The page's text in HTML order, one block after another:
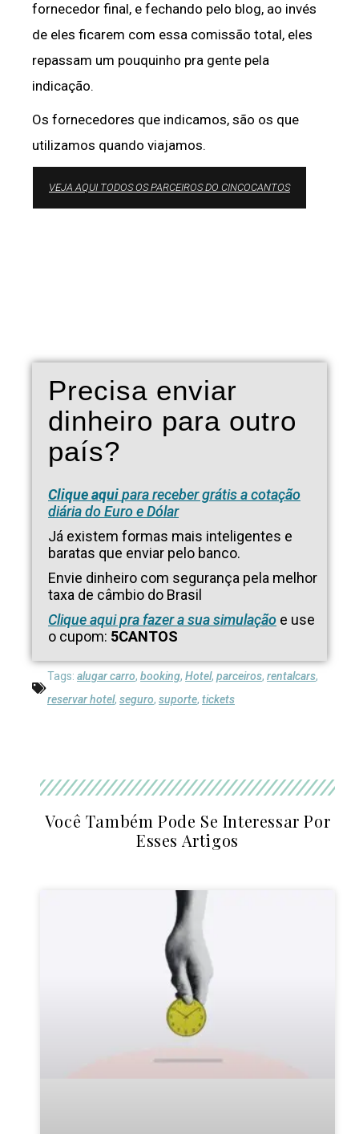
fornecedor final, e fechando pelo blog, ao invés
de eles ficarem com essa comissão total, eles
repassam um pouquinho pra gente pela
indicação.
Os fornecedores que indicamos, são os que
utilizamos quando viajamos.
VEJA AQUI TODOS OS PARCEIROS DO CINCOCANTOS
Precisa enviar
dinheiro para outro
país?
Clique aquipara receber grátis a cotação
diária do Euro e Dólar
Já existem formas mais inteligentes e
baratas que enviar pelo banco.
Envie dinheiro com segurança pela melhor
taxa de câmbio do Brasil
Clique aqui pra fazer a sua simulação e use
o cupom: 5CANTOS
Tags: alugar carro, booking, Hotel, parceiros, rentalcars,
reservar hotel, seguro, suporte, tickets
Você Também Pode Se Interessar Por
Esses Artigos